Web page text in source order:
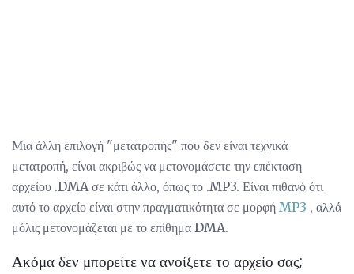
Μια άλλη επιλογή "μετατροπής" που δεν είναι τεχνικά
μετατροπή, είναι ακριβώς να μετονομάσετε την επέκταση
αρχείου .DMA σε κάτι άλλο, όπως το .MP3. Είναι πιθανό ότι
αυτό το αρχείο είναι στην πραγματικότητα σε μορφή MP3 , αλλά
μόλις μετονομάζεται με το επίθημα DMA.
Ακόμα δεν μπορείτε να ανοίξετε το αρχείο σας;